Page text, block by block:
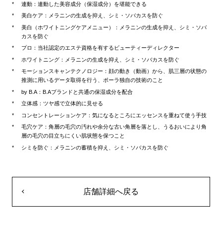
連動：連動した美容成分（保湿成分）を堪能できる
美白ケア：メラニンの生成を抑え、シミ・ソバカスを防ぐ
美白（ホワイトニングケアメニュー）：メラニンの生成を抑え、シミ・ソバ
カスを防ぐ
プロ：当社認定のエステ資格を有するビューティーディレクター
ホワイトニング：メラニンの生成を抑え、シミ・ソバカスを防ぐ
モーションスキャンテクノロジー：顔の動き（動画）から、肌三層の状態の
推測に用いるデータ取得を行う、ポーラ独自の技術のこと
by B.A：B.Aブランドと共通の保湿成分を配合
立体感：ツヤ感で立体的に見せる
コンセントレーションケア：気になるところにエッセンスを重ねて使う手技
毛穴ケア：角層の毛穴の汚れや余分な古い角層を落とし、うるおいにより角
層の毛穴の目立ちにくい肌状態を保つこと
シミを防ぐ：メラニンの蓄積を抑え、シミ・ソバカスを防ぐ
店舗詳細へ戻る